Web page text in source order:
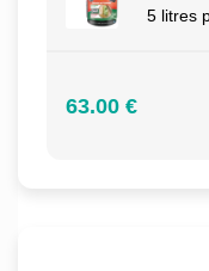
5 litres
63.00 €